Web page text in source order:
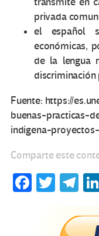
privada
el español
económicas,
de la lengua
discriminación
Fuente: https://
buenas-practicas-
indigena-
Comparte este
Fa T
tt
Te
gr